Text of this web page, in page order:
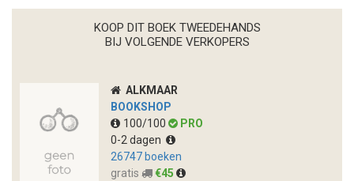
KOOP DIT BOEK TWEEDEHANDS
BIJ VOLGENDE VERKOPERS
ALKMAAR
BOOKSHOP
100/100
PRO
0-2 dagen
26747 boeken
gratis
€45